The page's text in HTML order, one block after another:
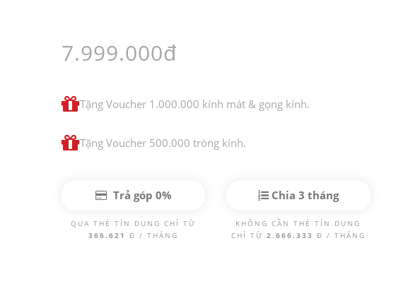
7.999.000đ
Tặng Voucher 1.000.000 kính mát & gọng kính.
Tặng Voucher 500.000 tròng kính.
Trả góp 0%
QUA THẺ TÍN DỤNG CHỈ TỪ
366.621Đ / THÁNG
Chia 3 tháng
KHÔNG CẦN THẺ TÍN DỤNG
CHỈ TỪ 2.666.333 Đ / THÁNG